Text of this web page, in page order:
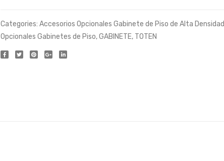
Categories: Accesorios Opcionales Gabinete de Piso de Alta Densidad
Opcionales Gabinetes de Piso,GABINETE, TOTEN